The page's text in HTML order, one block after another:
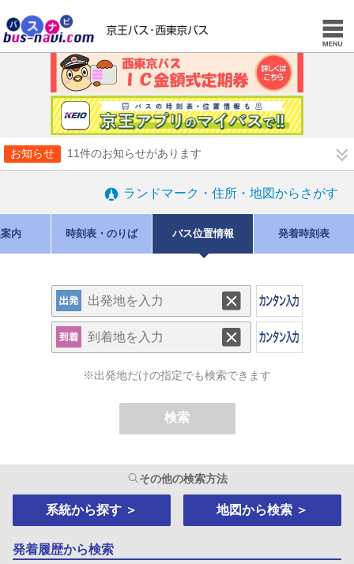
お知らせ 11件のお知らせがあります
ランドマーク・住所・地図からさがす
内 時刻表・のりば バス位置情報 発着時刻表
※出発地だけの指定でも検索できます
検索
その他の検索方法
系統から探す ＞ 地図から検索 ＞
発着履歴から検索